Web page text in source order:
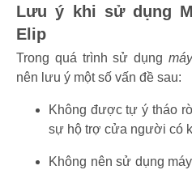
Lưu ý khi sử dụng
Elip
Trong quá trình sử dụng
nên lưu ý một số vấn đề sau:
Không được tự ý tháo
sự hộ trợ cửa người có
Không nên sử dụng